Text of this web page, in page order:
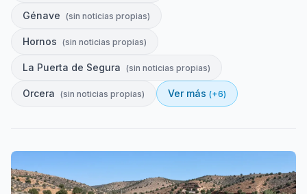
Génave (sin noticias propias)
Hornos (sin noticias propias)
La Puerta de Segura (sin noticias propias)
Orcera (sin noticias propias) Ver más (+6)